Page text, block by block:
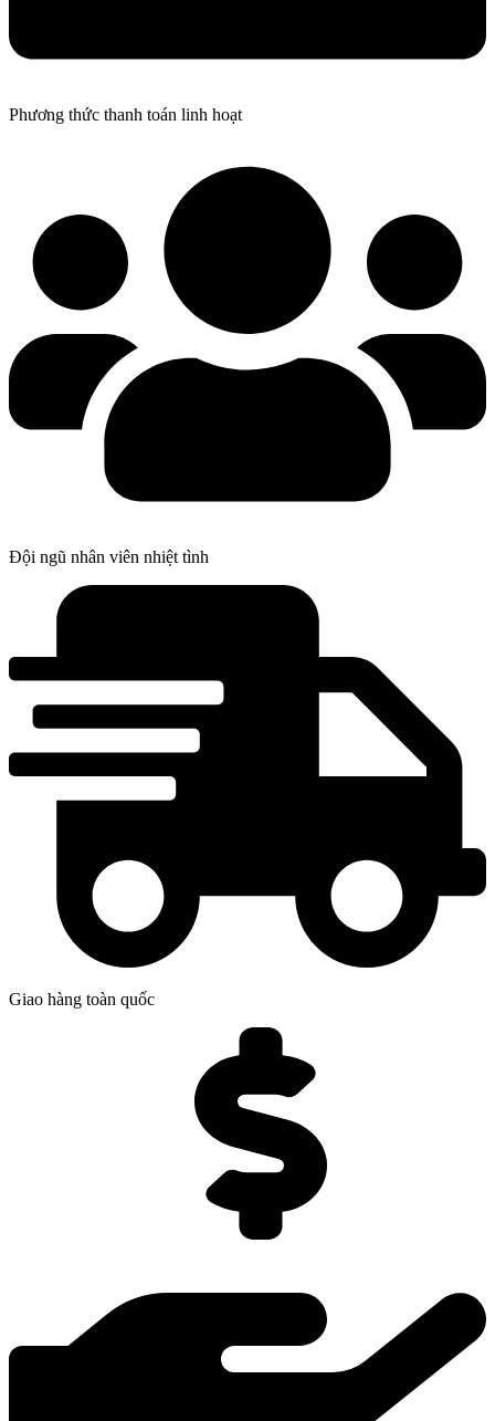
Phương thức thanh toán linh hoạt
Đội ngũ nhân viên nhiệt tình
Giao hàng toàn quốc